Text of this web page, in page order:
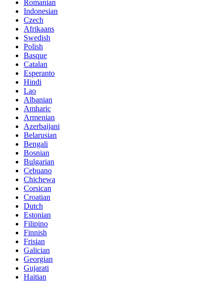
Romanian
Indonesian
Czech
Afrikaans
Swedish
Polish
Basque
Catalan
Esperanto
Hindi
Lao
Albanian
Amharic
Armenian
Azerbaijani
Belarusian
Bengali
Bosnian
Bulgarian
Cebuano
Chichewa
Corsican
Croatian
Dutch
Estonian
Filipino
Finnish
Frisian
Galician
Georgian
Gujarati
Haitian